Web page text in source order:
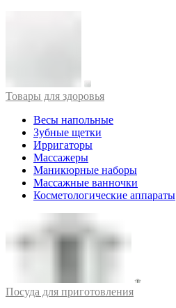
Товары для здоровья
Весы напольные
Зубные щетки
Ирригаторы
Массажеры
Маникюрные наборы
Массажные ванночки
Косметологические аппараты
Посуда для приготовления